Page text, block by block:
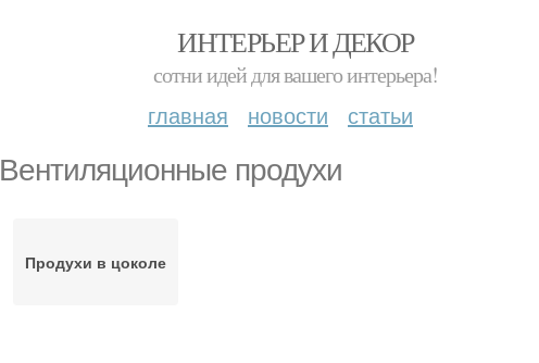
ИНТЕРЬЕР И ДЕКОР
сотни идей для вашего интерьера!
главная новости статьи
Вентиляционные продухи
Продухи в цоколе